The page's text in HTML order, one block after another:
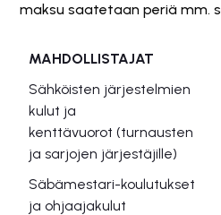
maksu saatetaan periä mm.
MAHDOLLISTAJAT
Sähköisten järjestelmien
kulut ja
kenttävuorot (turnausten
ja sarjojen järjestäjille)
Säbämestari-koulutukset
ja ohjaajakulut